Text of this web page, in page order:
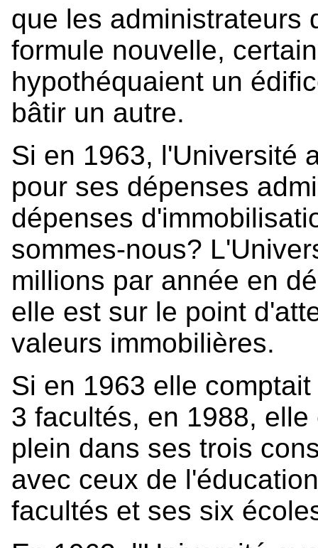
que les administrateurs
formule nouvelle,
hypothéquaient un
bâtir un autre.
Si en 1963, l'Université
pour ses dépenses
dépenses
sommes-nous?
millions par année en
elle est sur le point
valeurs immobilières.
Si en 1963 elle
3 facultés, en 1988,
plein dans ses trois
avec ceux de
facultés et ses six